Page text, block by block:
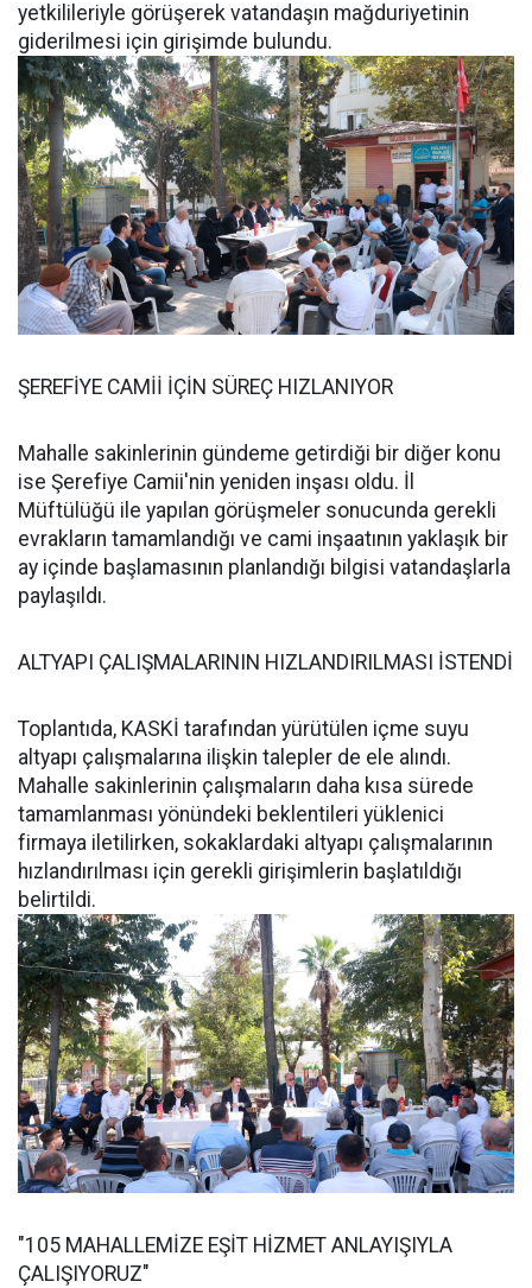
yetkilileriyle görüşerek vatandaşın mağduriyetinin
giderilmesi için girişimde bulundu.
ŞEREFİYE CAMİİ İÇİN SÜREÇ HIZLANIYOR
Mahalle sakinlerinin gündeme getirdiği bir diğer konu
ise Şerefiye Camii'nin yeniden inşası oldu. İl
Müftülüğü ile yapılan görüşmeler sonucunda gerekli
evrakların tamamlandığı ve cami inşaatının yaklaşık bir
ay içinde başlamasının planlandığı bilgisi vatandaşlarla
paylaşıldı.
ALTYAPI ÇALIŞMALARININ HIZLANDIRILMASI İSTENDİ
Toplantıda, KASKİ tarafından yürütülen içme suyu
altyapı çalışmalarına ilişkin talepler de ele alındı.
Mahalle sakinlerinin çalışmaların daha kısa sürede
tamamlanması yönündeki beklentileri yüklenici
firmaya iletilirken, sokaklardaki altyapı çalışmalarının
hızlandırılması için gerekli girişimlerin başlatıldığı
belirtildi.
"105 MAHALLEMİZE EŞİT HİZMET ANLAYIŞIYLA
ÇALIŞIYORUZ"